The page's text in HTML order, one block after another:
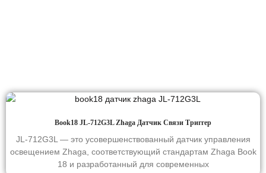
Book18 JL-712G3L Zhaga Датчик Связи Триггер
JL-712G3L — это усовершенствованный датчик управления
освещением Zhaga, соответствующий стандартам Zhaga Book
18 и разработанный для современных